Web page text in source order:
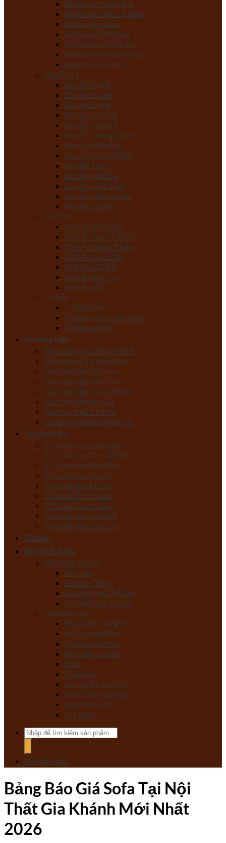
Bộ Bàn Ăn Hiện Đại
Bộ Bàn Ăn Tân Cổ Điển
Bộ Bàn Ăn Tròn
Bộ Bàn Ăn Mặt Đá
Bộ Bàn Ăn Mặt Kính
Bộ Bàn Ăn Nhập Khẩu
Bộ Bàn Ăn Giá Rẻ
Bàn Ăn Lẻ
Bàn Ăn 4 ghế
Bàn Ăn 6 Ghế
Bàn Ăn 8 ghế
Bàn Ăn 10 Ghế
Bàn Ăn 12 Ghế
Bàn Ăn Thông Minh
Bàn Ăn Hiện Đại
Bàn Ăn Tân Cổ Điển
Bàn Ăn Tròn
Bàn Ăn Mặt Đá
Bàn Ăn Mặt Kính
Bàn Ăn Nhập Khẩu
Bàn Ăn Giá Rẻ
Ghế ăn
Ghế Ăn Hiện Đại
Ghế Ăn Tân Cổ Điển
Ghế Ăn Nhập Khẩu
Ghế Ăn Cao Cấp
Ghế Ăn Giá Rẻ
Ghế Ăn Bọc Da
Ghế Ăn Gỗ
Tủ Bếp
Tủ Bếp Inox
Tủ Bếp Inox Cánh Kính
Tủ Bếp Acrylic
Giường Ngủ
Bộ Giường Tủ Tân Cổ Điển
Bộ Giường Tủ Hiện Đại
Giường Ngủ Gỗ Mun
Giường Ngủ Hiện Đại
Giường Ngủ Tân Cổ Điển
Giường Ngủ Bọc Da
Giường Ngủ Cỡ Lớn
Giường Ngủ Bọc Nệm, Nỉ
Tủ Quần Áo
Tủ Quần Áo Cánh Kính
Tủ Quần Áo Tân Cổ Điển
Tủ Quần Áo Hiện Đại
Tủ Quần Áo 3 Cánh
Tủ Quần Áo 4 Cánh
Tủ Quần Áo 5 Cánh
Tủ Quần Áo 6 Cánh
Tủ Quần Áo Cửa Mở
Tủ Quần Áo Cửa Lùa
Tủ Giày
Nội Thất Khác
Nội Thất Trẻ Em
Bàn Học
Giường Tầng
Giường Ngủ Trẻ Em
Tủ Quần Áo Trẻ Em
Nội thất khác
Đồ Decor Trang Trí
Bàn Trang Điểm
Tủ Đầu Giường
Bộ Chăn Ga Gối
Đệm
Tủ Rượu
Bàn Ghế Làm Việc
Ghế Đuôi Giường
Ghế Thư Giãn
Giá Sách
Tìm
kiếm:
Khuyến mãi
Bảng Báo Giá Sofa Tại Nội
Thất Gia Khánh Mới Nhất
2026